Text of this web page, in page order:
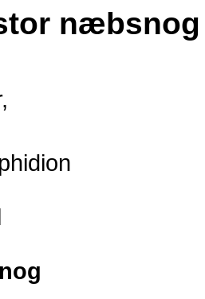
næbsnog